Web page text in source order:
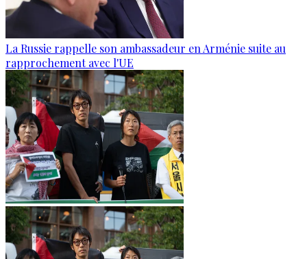
La Russie rappelle son ambassadeur en Arménie suite au
rapprochement avec l'UE